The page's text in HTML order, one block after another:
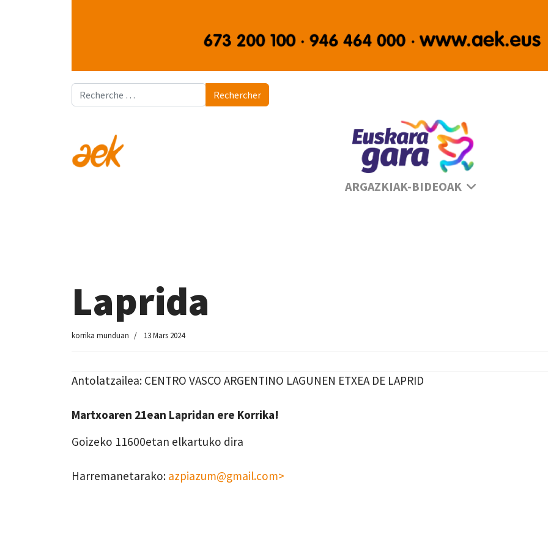
Rechercher Rechercher
ARGAZKIAK-BIDEOAK
Laprida
korrika munduan 13 Mars 2024
Antolatzailea: CENTRO VASCO ARGENTINO LAGUNEN ETXEA DE LAPRID
Martxoaren 21ean Lapridan ere Korrika!
Goizeko 11600etan elkartuko dira
Harremanetarako: azpiazum@gmail.com>